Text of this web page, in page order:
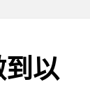
以